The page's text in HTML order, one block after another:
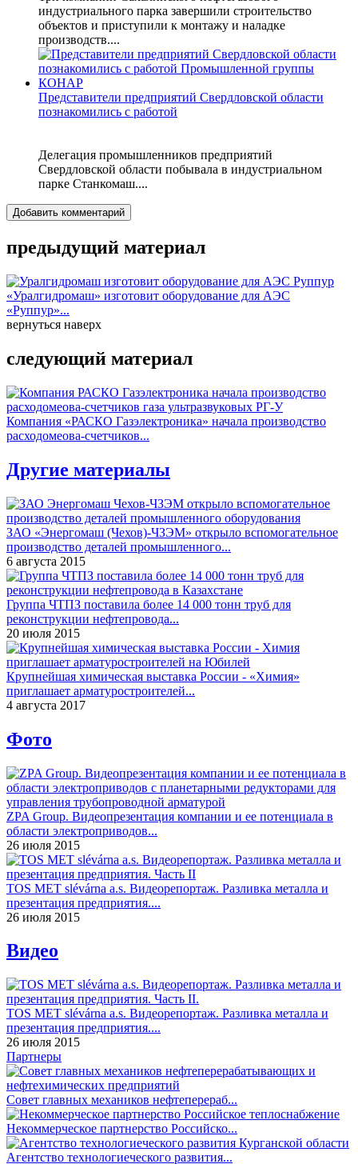
индустриального парка завершили строительство
объектов и приступили к монтажу и наладке
производств....
Представители предприятий Свердловской области
познакомились с работой
Делегация промышленников предприятий
Свердловской области побывала в индустриальном
парке Станкомаш....
Добавить комментарий
предыдущий материал
«Уралгидромаш» изготовит оборудование для АЭС
«Руппур»...
вернуться наверх
следующий материал
Компания «РАСКО Газэлектроника» начала производство
расходомеова-счетчиков...
Другие материалы
ЗАО «Энергомаш (Чехов)-ЧЗЭМ» открыло вспомогательное
производство деталей промышленного...
6 августа 2015
Группа ЧТПЗ поставила более 14 000 тонн труб для
реконструкции нефтепровода...
20 июля 2015
Крупнейшая химическая выставка России - «Химия»
приглашает арматуростроителей...
4 августа 2017
Фото
ZPA Group. Видеопрезентация компании и ее потенциала в
области электроприводов...
26 июля 2015
TOS MET slévárna a.s. Видеорепортаж. Разливка металла и
презентация предприятия....
26 июля 2015
Видео
TOS MET slévárna a.s. Видеорепортаж. Разливка металла и
презентация предприятия....
26 июля 2015
Партнеры
Совет главных механиков нефтеперераб...
Некоммерческое партнерство Российско...
Агентство технологиеческого развития...